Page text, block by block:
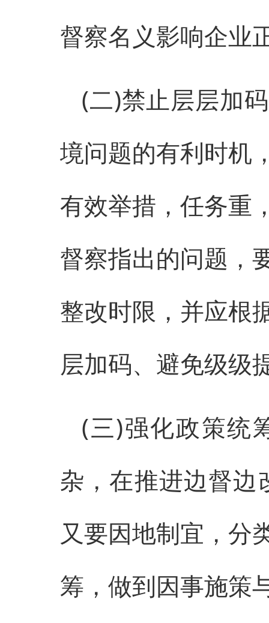
督察名义影响企业
(二)禁止层层加
境问题的有利时机
有效举措，任务重
督察指出的问题，
整改时限，并应根
层加码、避免级级
(三)强化政策统
杂，在推进边督
又要因地制宜，分
筹，做到因事施策